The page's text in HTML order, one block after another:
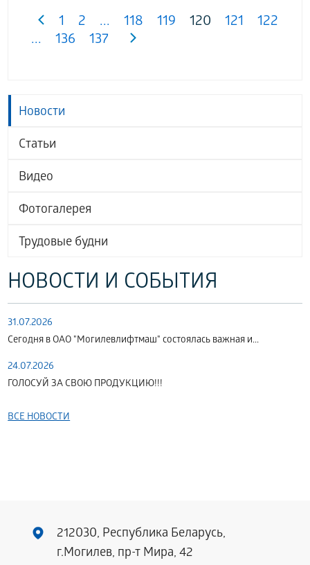
Новости
Статьи
Видео
Фотогалерея
Трудовые будни
НОВОСТИ И СОБЫТИЯ
31.07.2026
Сегодня в ОАО "Могилевлифтмаш" состоялась важная и...
24.07.2026
ГОЛОСУЙ ЗА СВОЮ ПРОДУКЦИЮ!!!
ВСЕ НОВОСТИ
1 2 ... 118 119 120 121
122
...
136 137
212030, Республика Беларусь,
г.Могилев, пр-т Мира, 42